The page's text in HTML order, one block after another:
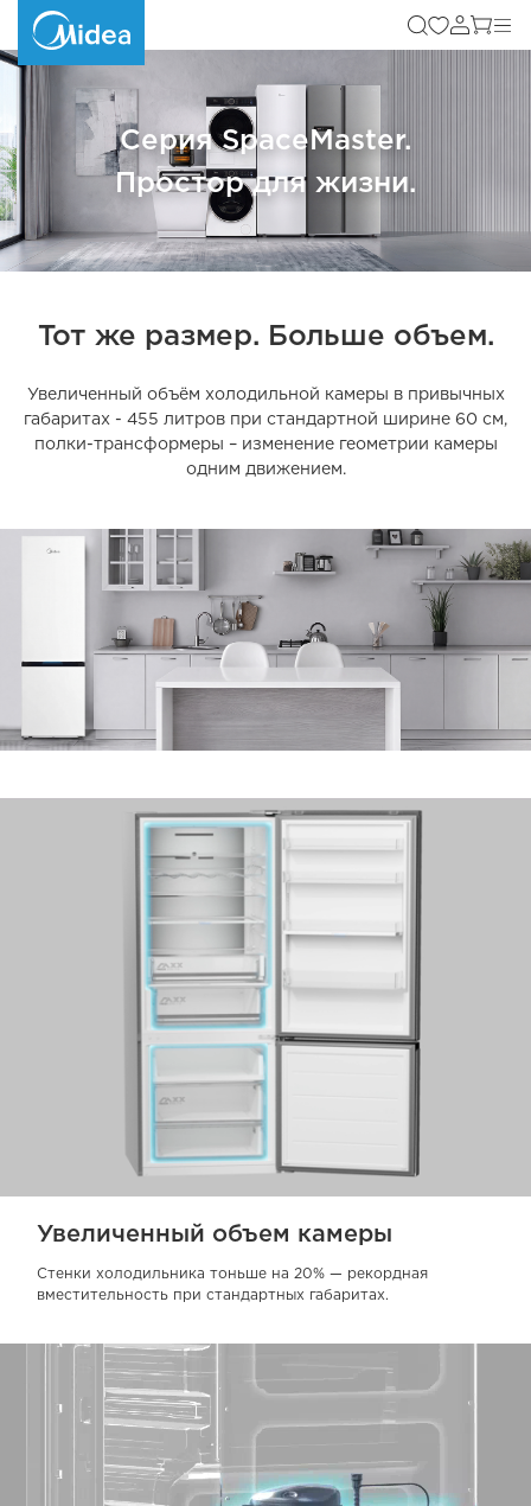
Серия SpaceMaster.
Простор для жизни.
Тот же размер. Больше объем.
Увеличенный объём холодильной камеры в привычных
габаритах - 455 литров при стандартной ширине 60 см,
полки-трансформеры – изменение геометрии камеры
одним движением.
Увеличенный объем камеры
Стенки холодильника тоньше на 20% — рекордная
вместительность при стандартных габаритах.